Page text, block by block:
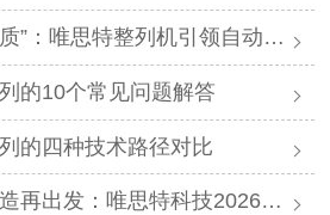
唯思特整列机引领自动化价值跃迁
的10个常见问题解答
的四种技术路径对比
：唯思特科技2026年春节后正式开工